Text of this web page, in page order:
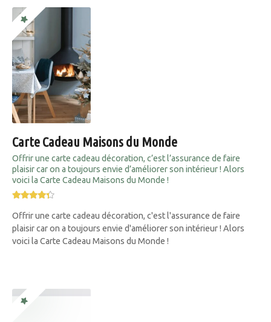
Carte Cadeau Maisons du Monde
Offrir une carte cadeau décoration, c’est l’assurance de faire
plaisir car on a toujours envie d’améliorer son intérieur ! Alors
voici la Carte Cadeau Maisons du Monde !
Offrir une carte cadeau décoration, c'est l'assurance de faire
plaisir car on a toujours envie d'améliorer son intérieur ! Alors
voici la Carte Cadeau Maisons du Monde !